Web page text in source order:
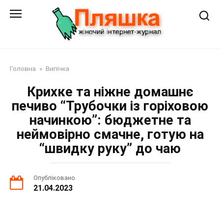
Головна » Випічка
Крихке та ніжне домашнє
печиво “Трубочки із горіховою
начинкою”: бюджетне та
неймовірно смачне, готую на
“швидку руку” до чаю
Опубліковано
21.04.2023